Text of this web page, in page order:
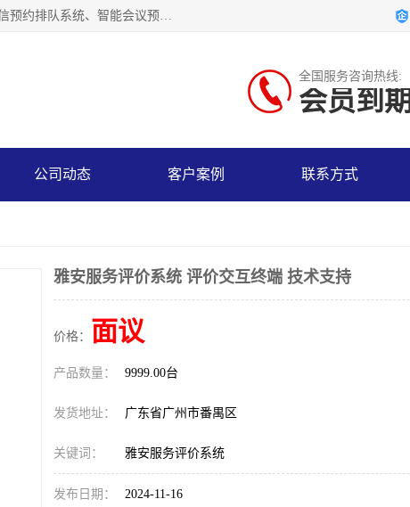
广州如江智能科技有限公司自主研排队叫号系统、工业一体机、叫号机、评价器系统、排队机、微信预约排队系统、智能会议预约系统、自助终端机、自助查询机、LED显示屏、触控一体机、平板会议一体机、教学一体机、室户外液晶广告机等生产以及解决方案，是一家高新技术企业，支持软硬件定制，全国上门安装售后服务。
全国服务咨询热线:
会员到期
公司动态 客户案例 联系方式
雅安服务评价系统 评价交互终端 技术支持
价格： 面议
产品数量： 9999.00台
发货地址： 广东省广州市番禺区
关键词： 雅安服务评价系统
发布日期： 2024-11-16